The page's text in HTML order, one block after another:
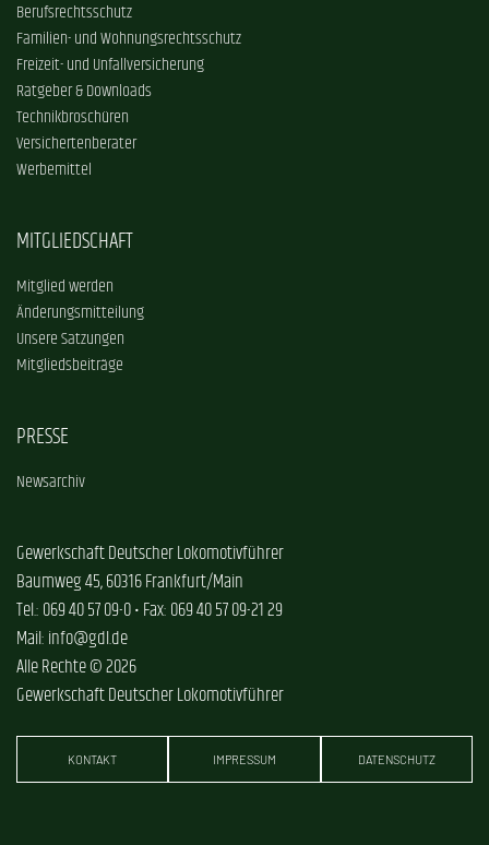
Berufsrechtsschutz
Familien- und Wohnungsrechtsschutz
Freizeit- und Unfallversicherung
Ratgeber & Downloads
Technikbroschüren
Versichertenberater
Werbemittel
MITGLIEDSCHAFT
Mitglied werden
Änderungsmitteilung
Unsere Satzungen
Mitgliedsbeiträge
PRESSE
Newsarchiv
Gewerkschaft Deutscher Lokomotivführer
Baumweg 45, 60316 Frankfurt/Main
Tel.: 069 40 57 09-0 • Fax: 069 40 57 09-21 29
Mail: info@gdl.de
Alle Rechte © 2026
Gewerkschaft Deutscher Lokomotivführer
KONTAKT IMPRESSUM DATENSCHUTZ